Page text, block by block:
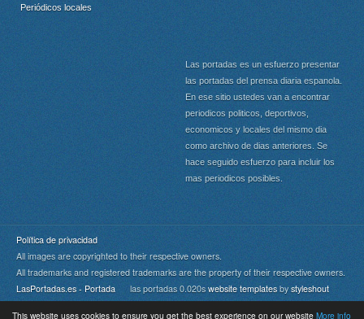
This website uses cookies to ensure you get the best experience on our website More info
Periódicos locales
Las portadas es un esfuerzo presentar
las portadas del prensa diaria espanola.
En ese sitio ustedes van a encontrar
periodicos politicos, deportivos,
economicos y locales del mismo dia
como archivo de dias anteriores. Se
hace seguido esfuerzo para incluir los
mas periodicos posibles.
Política de privacidad
All images are copyrighted to their respective owners.
All trademarks and registered trademarks are the property of their respective owners.
LasPortadas.es - Portada las portadas 0.020s website templates by styleshout